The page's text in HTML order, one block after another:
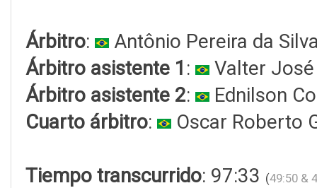
Árbitro:
Antônio Pereira da
Árbitro asistente 1 :
Valter
Árbitro asistente 2:
Ednilson
Cuarto árbitro: Oscar Roberto
Tiempo transcurrido: 97:33 (49:50 &